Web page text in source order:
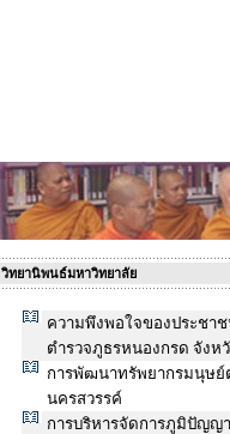
วิทยานิพนธ์มหาวิทยาลัย
ความพึงพอใจของประชา
ตำรวจภูธรหนองกรด จังห
การพัฒนาทรัพยากรมนุษย์
นครสวรรค์
การบริหารจัดการภูมิปัญญ